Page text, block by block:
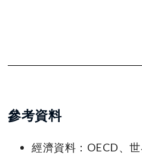
參考資料
經濟資料：OECD、